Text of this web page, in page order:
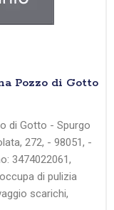
Pozzo di Gotto
di Gotto - Spurgo
272, - 98051, -
3474022061,
di pulizia
scarichi,